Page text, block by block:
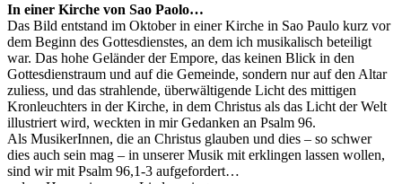
In einer Kirche von Sao Paolo…
Das Bild entstand im Oktober in einer Kirche in Sao Paulo kurz vor
dem Beginn des Gottesdienstes, an dem ich musikalisch beteiligt
war. Das hohe Geländer der Empore, das keinen Blick in den
Gottesdienstraum und auf die Gemeinde, sondern nur auf den Altar
zuliess, und das strahlende, überwältigende Licht des mittigen
Kronleuchters in der Kirche, in dem Christus als das Licht der Welt
illustriert wird, weckten in mir Gedanken an Psalm 96.
Als MusikerInnen, die an Christus glauben und dies – so schwer
dies auch sein mag – in unserer Musik mit erklingen lassen wollen,
sind wir mit Psalm 96,1-3 aufgefordert…